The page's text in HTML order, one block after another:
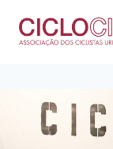
para